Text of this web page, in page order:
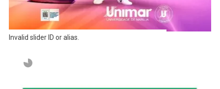
Invalid slider ID or alias.